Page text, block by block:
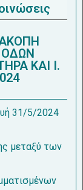
ΚΑΙ Ι.
31/5/2024
μεταξύ των